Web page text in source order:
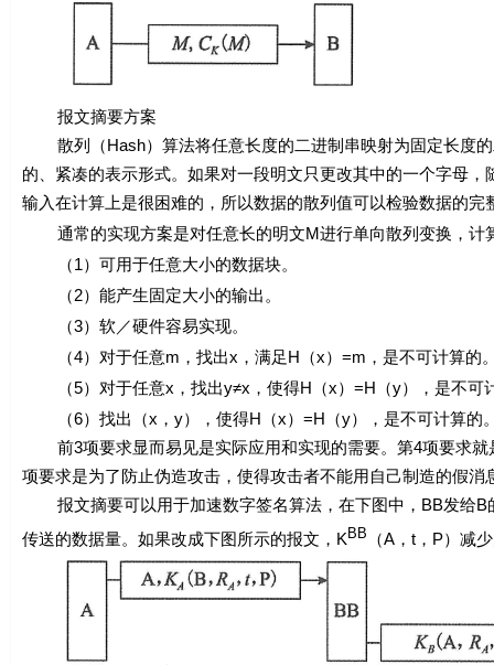
报文摘要方案
散列（Hash）算法将任意长度的二进制串映射为固定长度的
的、紧凑的表示形式。如果对一段明文只更改其中的一个字母
输入在计算上是很困难的，所以数据的散列值可以检验数据的完
通常的实现方案是对任意长的明文M进行单向散列变换，计
（1）可用于任意大小的数据块。
（2）能产生固定大小的输出。
（3）软／硬件容易实现。
（4）对于任意m ，找出x ，满足H （x）=m ，是不可计算的
（5）对于任意x ，找出y≠x ，使得H （x）=H （y），是不可
（6）找出（x ， y），使得H （x）=H （y），是不可计算的
前3项要求显而易见是实际应用和实现的需要。第4项要求就
项要求是为了防止伪造攻击，使得攻击者不能用自己制造的假消
报文摘要可以用于加速数字签名算法，在下图中，BB发给B
传送的数据量。如果改成下图所示的报文， K BB （A， t，P）减